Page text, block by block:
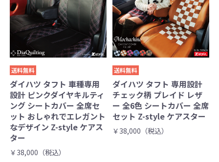
送料無料
ダイハツ タフト 車種専用
設計 ピンクダイヤキルティ
ング シートカバー 全席セ
ット おしゃれでエレガント
なデザイン Z-style ケアス
ター
￥38,000（税込）
送料無料
ダイハツ タフト 専用設計
チェック柄 プレイド レザ
ー 全6色 シートカバー 全席
セット Z-style ケアスター
￥38,000（税込）